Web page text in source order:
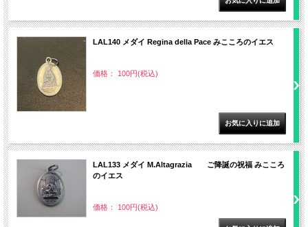
LAL140 メダイ Regina della Pace みこころのイエス
価格： 100円(税込)
LAL133 メダイ M.Altagrazia ご降誕の祝福 みこころ
のイエス
価格： 100円(税込)